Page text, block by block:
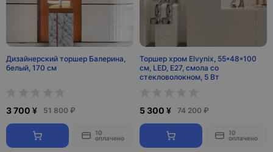
Дизайнерский торшер Балерина,
белый, 170 см
3 700 ¥ 51 800 ₽
10
оплачено
Торшер хром Elvynix, 55*48*100
см, LED, E27, смола со
стекловолокном, 5 Вт
5 300 ¥ 74 200 ₽
10
оплачено